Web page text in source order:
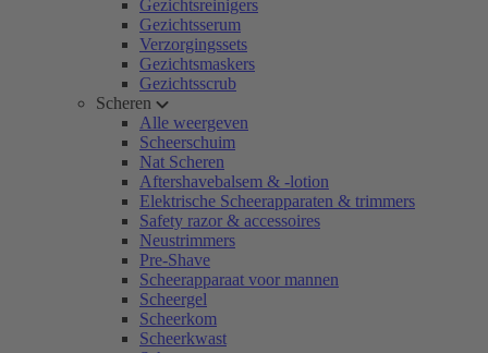
Gezichtsreinigers
Gezichtsserum
Verzorgingssets
Gezichtsmaskers
Gezichtsscrub
Scheren
Alle weergeven
Scheerschuim
Nat Scheren
Aftershavebalsem & -lotion
Elektrische Scheerapparaten & trimmers
Safety razor & accessoires
Neustrimmers
Pre-Shave
Scheerapparaat voor mannen
Scheergel
Scheerkom
Scheerkwast